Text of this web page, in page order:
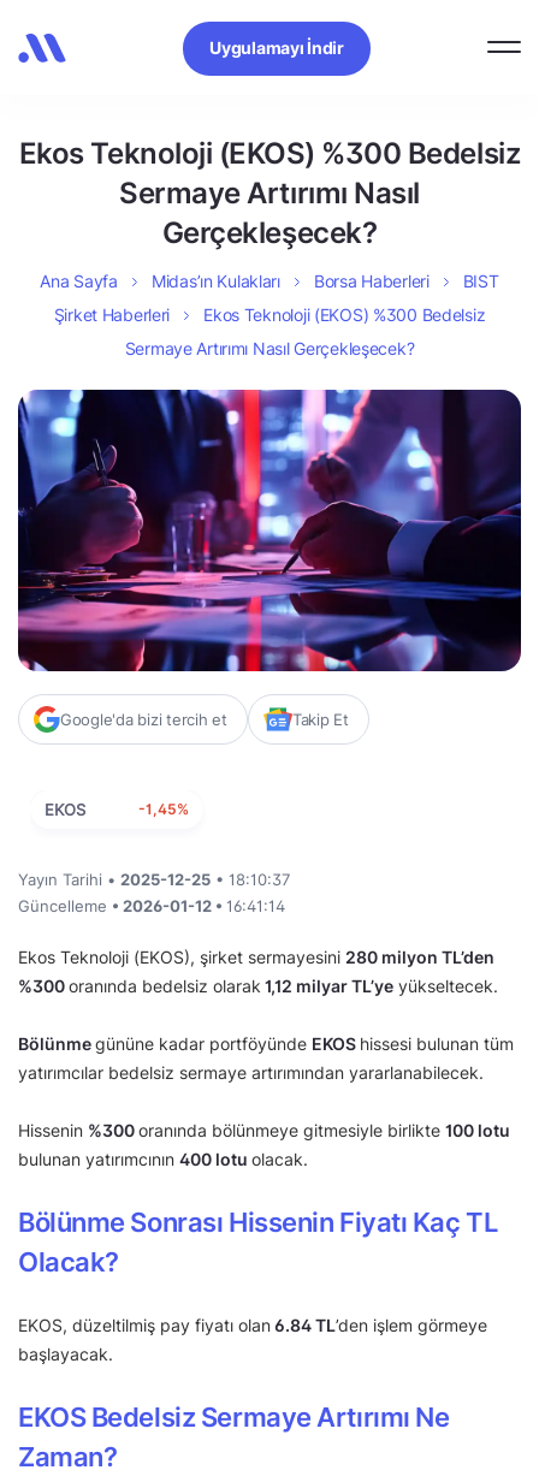
Uygulamayı İndir
Ekos Teknoloji (EKOS) %300 Bedelsiz
Sermaye Artırımı Nasıl
Gerçekleşecek?
Ana Sayfa Midas’ın Kulakları Borsa Haberleri
BIST
Şirket Haberleri
Ekos Teknoloji (EKOS) %300 Bedelsiz
Sermaye Artırımı Nasıl Gerçekleşecek?
Google'da bizi tercih et Takip Et
EKOS -1,45%
Yayın Tarihi • 2025-12-25 • 18:10:37
Güncelleme • 2026-01-12 • 16:41:14
Ekos Teknoloji (EKOS), şirket sermayesini 280 milyon TL’den
%300oranında bedelsiz olarak 1,12 milyar TL’ye yükseltecek.
Bölünmegününe kadar portföyünde EKOS hissesi bulunan tüm
yatırımcılar bedelsiz sermaye artırımından yararlanabilecek.
Hissenin %300oranında bölünmeye gitmesiyle birlikte 100 lotu
bulunan yatırımcının 400 lotu olacak.
Bölünme Sonrası Hissenin Fiyatı Kaç TL
Olacak?
EKOS, düzeltilmiş pay fiyatı olan6.84 TL’den işlem görmeye
başlayacak.
EKOS Bedelsiz Sermaye Artırımı Ne
Zaman?